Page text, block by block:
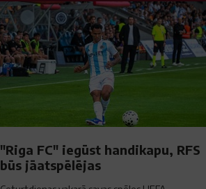
"Riga FC" iegūst handikapu, RFS
būs jāatspēlējas